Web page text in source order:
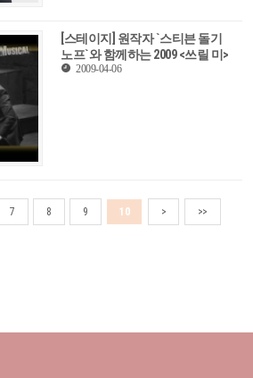
[스테이지] 원작자 `스티븐 돌기
노프`와 함께하는 2009 <쓰릴 미>
2009-04-06
7 8 9 10 > >>